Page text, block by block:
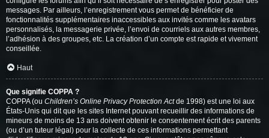
messages. Par ailleurs, l’enregistrement vous permet de bénéficier de
fonctionnalités supplémentaires inaccessibles aux invités comme les avatars
personnalisés, la messagerie privée, l’envoi de courriels aux autres membres,
l’adhésion à des groupes, etc. La création d’un compte est rapide et vivement
conseillée.
Haut
Que signifie COPPA ?
COPPA (ou Children’s Online Privacy Protection Actde 1998) est une loi aux
États-Unis qui dit que les sites Internet pouvant recueillir des informations de
mineurs de moins de 13 ans doivent obtenir le consentement écrit des parents
(ou d’un tuteur légal) pour la collecte de ces informations permettant